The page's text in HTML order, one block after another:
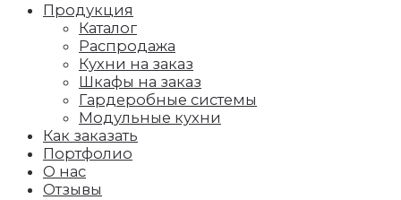
Продукция
Каталог
Распродажа
Кухни на заказ
Шкафы на заказ
Гардеробные системы
Модульные кухни
Как заказать
Портфолио
О нас
Отзывы